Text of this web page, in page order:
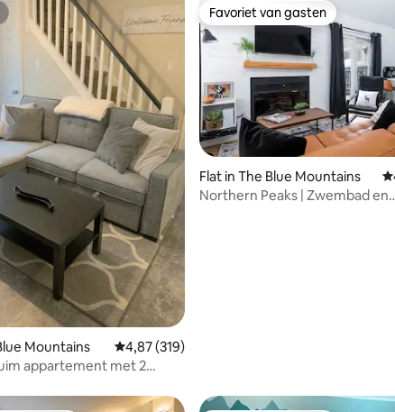
4,93 op 5, 646 recensies
Mountains Gemiddelde beoordeling van 4,87 op 5, 319
4,87 (319)
appartement met 2
Favoriet van gasten
Favoriet van gasten
Flat in The Blue Mountains
Northern Peaks | Zwembad en